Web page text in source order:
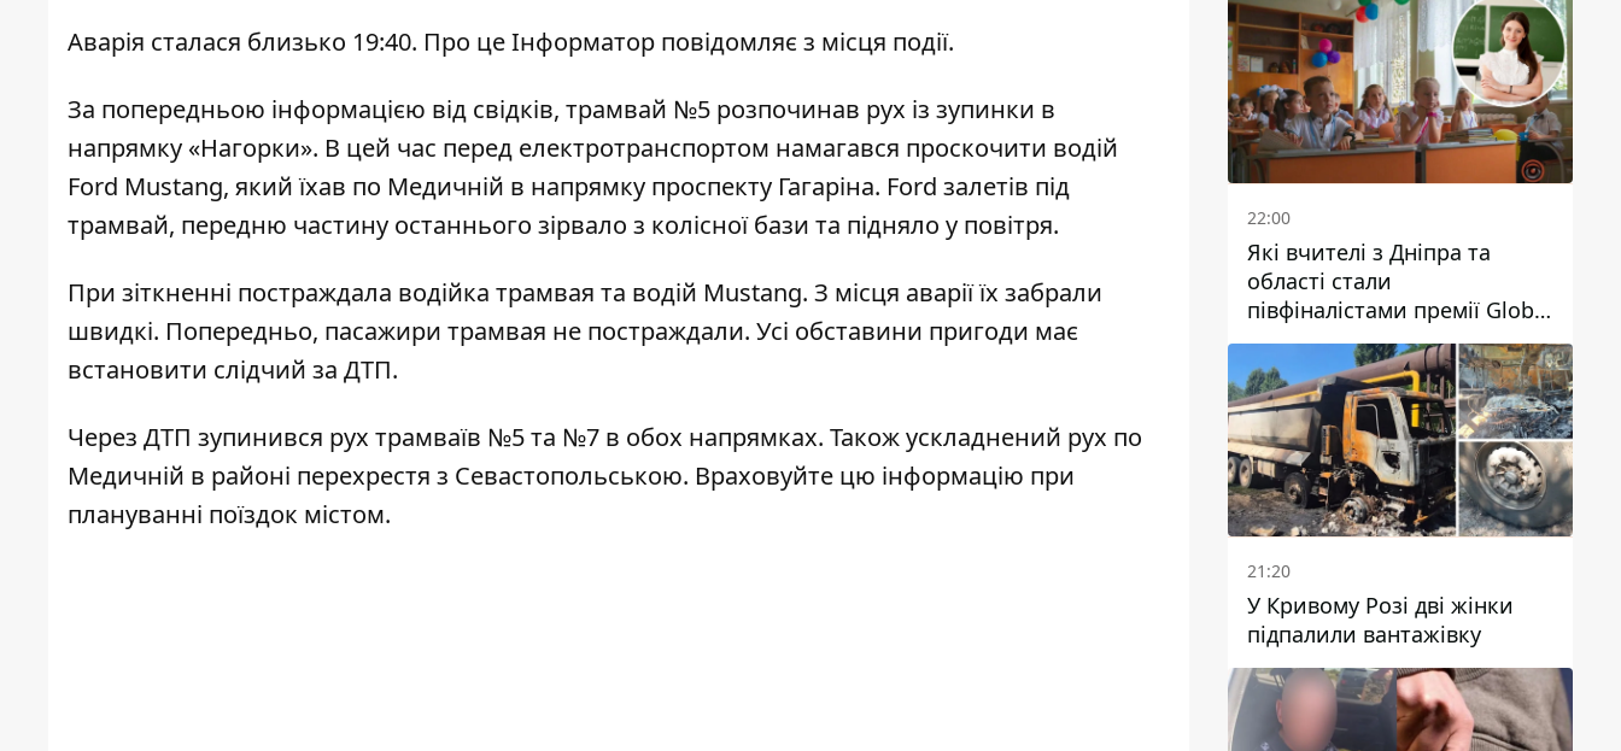
Аварія сталася близько 19:40. Про це Інформатор повідомляє з місця події.
За попередньою інформацією від свідків, трамвай №5 розпочинав рух із зупинки в
напрямку «Нагорки». В цей час перед електротранспортом намагався проскочити водій
Ford Mustang, який їхав по Медичній в напрямку проспекту Гагаріна. Ford залетів під
трамвай, передню частину останнього зірвало з колісної бази та підняло у повітря.
При зіткненні постраждала водійка трамвая та водій Mustang. З місця аварії їх забрали
швидкі. Попередньо, пасажири трамвая не постраждали. Усі обставини пригоди має
встановити слідчий за ДТП.
Через ДТП зупинився рух трамваїв №5 та №7 в обох напрямках. Також ускладнений рух по
Медичній в районі перехрестя з Севастопольською. Враховуйте цю інформацію при
плануванні поїздок містом.
22:00
Які вчителі з Дніпра та
області стали
півфіналістами премії Global
Teacher Prize Ukraine 2026
21:20
У Кривому Розі дві жінки
підпалили вантажівку